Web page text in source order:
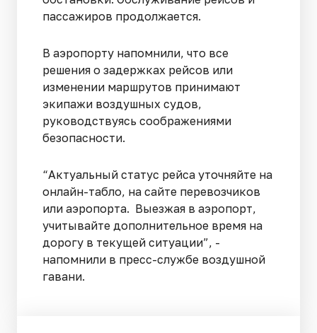
пассажиров продолжается.
В аэропорту напомнили, что все
решения о задержках рейсов или
изменении маршрутов принимают
экипажи воздушных судов,
руководствуясь соображениями
безопасности.
“Актуальный статус рейса уточняйте на
онлайн-табло, на сайте перевозчиков
или аэропорта. Выезжая в аэропорт,
учитывайте дополнительное время на
дорогу в текущей ситуации”, -
напомнили в пресс-службе воздушной
гавани.